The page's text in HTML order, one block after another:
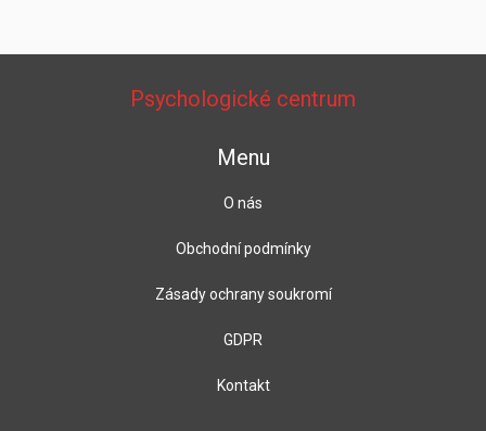
Psychologické centrum
Menu
O nás
Obchodní podmínky
Zásady ochrany soukromí
GDPR
Kontakt